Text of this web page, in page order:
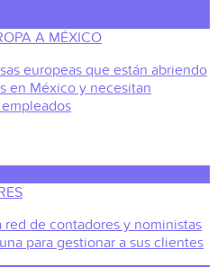
A MÉXICO
europeas que están abriendo
en México y necesitan
red de contadores y noministas
para gestionar a sus clientes